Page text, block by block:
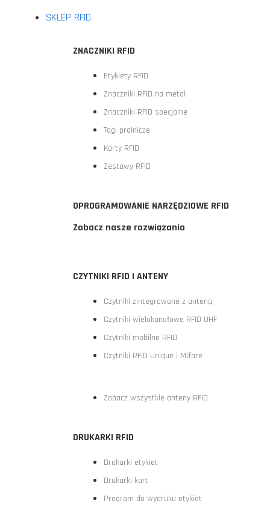
SKLEP RFID
ZNACZNIKI RFID
Etykiety RFID
Znaczniki RFID na metal
Znaczniki RFID specjalne
Tagi pralnicze
Karty RFID
Zestawy RFID
OPROGRAMOWANIE NARZĘDZIOWE RFID
Zobacz nasze rozwiązania
CZYTNIKI RFID I ANTENY
Czytniki zintegrowane z anteną
Czytniki wielokanałowe RFID UHF
Czytniki mobilne RFID
Czytniki RFID Unique i Mifare
Zobacz wszystkie anteny RFID
DRUKARKI RFID
Drukarki etykiet
Drukarki kart
Program do wydruku etykiet